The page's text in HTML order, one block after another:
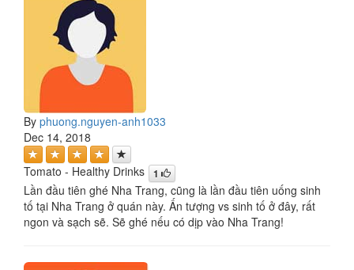
By phuong.nguyen-anh1033
Dec 14, 2018
Tomato - Healthy Drinks 1
Lần đầu tiên ghé Nha Trang, cũng là lần đầu tiên uống sinh
tố tại Nha Trang ở quán này. Ấn tượng vs sinh tố ở đây, rất
ngon và sạch sẽ. Sẽ ghé nếu có dịp vào Nha Trang!